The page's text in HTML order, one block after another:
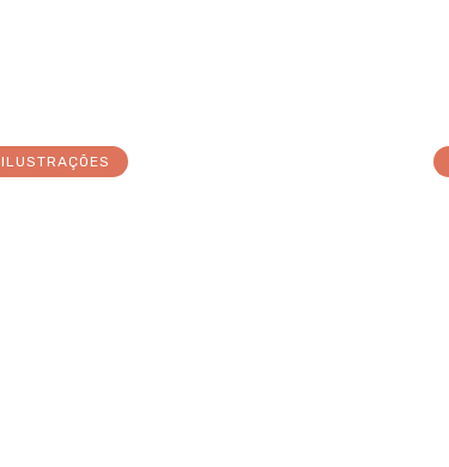
ILUSTRAÇÕES